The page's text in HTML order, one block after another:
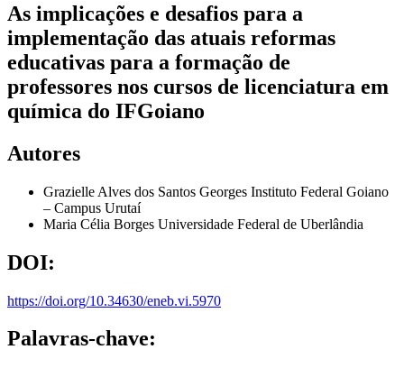
As implicações e desafios para a
implementação das atuais reformas
educativas para a formação de
professores nos cursos de licenciatura em
química do IFGoiano
Autores
Grazielle Alves dos Santos Georges Instituto Federal Goiano
– Campus Urutaí
Maria Célia Borges Universidade Federal de Uberlândia
DOI:
https://doi.org/10.34630/eneb.vi.5970
Palavras-chave: